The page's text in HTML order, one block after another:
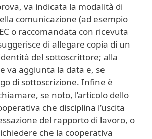
va indicata la modalità di
comunicazione (ad esempio
o raccomandata con ricevuta
di allegare copia di un
del sottoscrittore; alla
va aggiunta la data e, se
di sottoscrizione. Infine è
se noto, l’articolo dello
che disciplina l’uscita
del rapporto di lavoro, o
che la cooperativa